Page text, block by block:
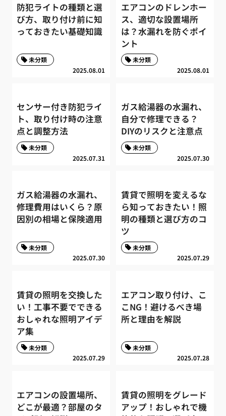
防犯ライトの種類と選
び方、取り付け前に知
っておきたい基礎知識
2025.08.01
未分類
エアコンのドレンホー
ス、適切な設置場所
は？水漏れを防ぐポイ
ント
2025.08.01
未分類
センサー付き防犯ライ
ト、取り付け時の注意
点と調整方法
2025.07.31
未分類
ガス給湯器の水漏れ、
自分で修理できる？
DIYのリスクと注意点
2025.07.30
未分類
ガス給湯器の水漏れ、
修理費用はいくら？原
因別の相場と保険適用
2025.07.30
未分類
賃貸で照明を変えるな
ら知っておきたい！照
明の種類と選び方のコ
ツ
2025.07.29
未分類
賃貸の照明を交換した
い！工事不要でできる
おしゃれな照明アイデ
ア集
2025.07.29
未分類
エアコン取り付け、こ
こNG！避けるべき場
所と理由を解説
2025.07.28
未分類
エアコンの設置場所、
どこが最適？部屋のタ
賃貸の照明をグレード
アップ！おしゃれで機